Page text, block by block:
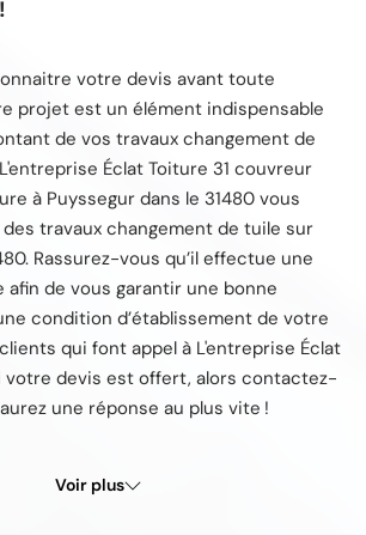
votre devis avant toute
projet est un élément indispensable
de vos travaux changement de
Éclat Toiture 31 couvreur
à Puyssegur dans le 31480 vous
travaux changement de tuile sur
Rassurez-vous qu’il effectue une
afin de vous garantir une bonne
condition d’établissement de votre
qui font appel à L'entreprise Éclat
votre devis est offert, alors contactez-
une réponse au plus vite !
Voir plus